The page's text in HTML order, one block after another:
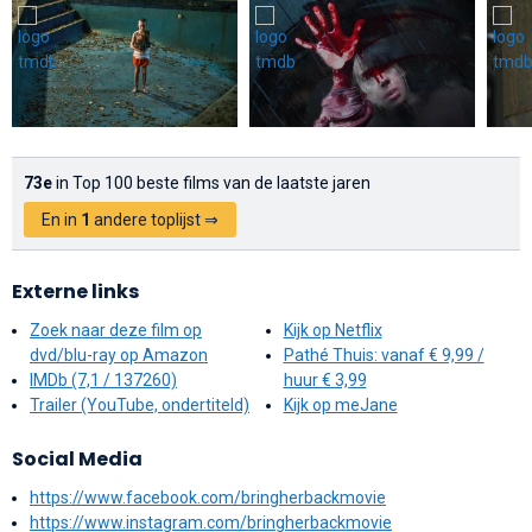
73ein Top 100 beste films van de laatste jaren
En in 1 andere toplijst ⇒
Externe links
Zoek naar deze film op
dvd/blu-ray op Amazon
IMDb (7,1 / 137260)
Trailer (YouTube, ondertiteld)
Kijk op Netflix
Pathé Thuis: vanaf € 9,99 /
huur € 3,99
Kijk op meJane
Social Media
https://www.facebook.com/bringherbackmovie
https://www.instagram.com/bringherbackmovie